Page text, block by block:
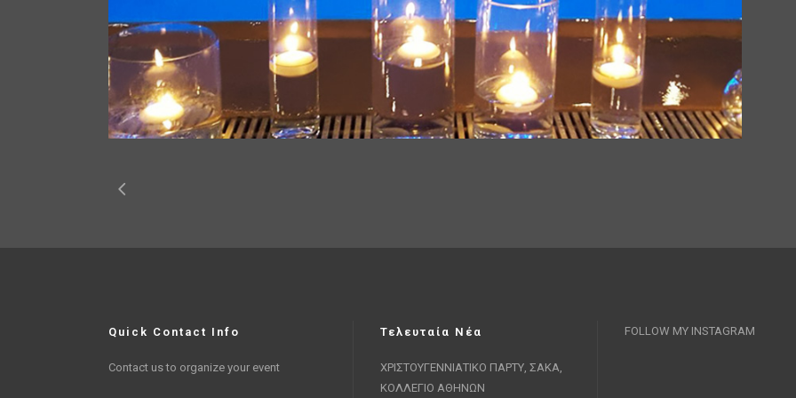
Quick Contact Info
Contact us to organize your event
Τελευταία Νέα
ΧΡΙΣΤΟΥΓΕΝΝΙΑΤΙΚΟ ΠΑΡΤΥ, ΣΑΚΑ,
ΚΟΛΛΕΓΙΟ ΑΘΗΝΩΝ
FOLLOW MY INSTAGRAM